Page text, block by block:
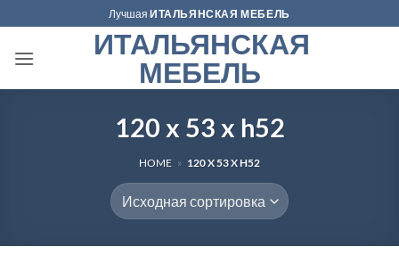
to
content
ЛучшаяИТАЛЬЯНСКАЯ МЕБЕЛЬ
ИТАЛЬЯНСКАЯ
МЕБЕЛЬ
120 x 53 x h52
HOME » 120 X 53 X H52